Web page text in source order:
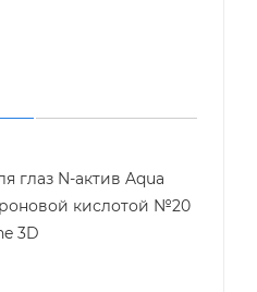
глаз N-актив Aqua
кислотой №20
3D